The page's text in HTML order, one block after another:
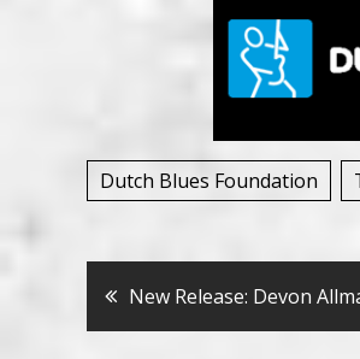
Dutch Blues Foundation
Bericht
New Release: Devon